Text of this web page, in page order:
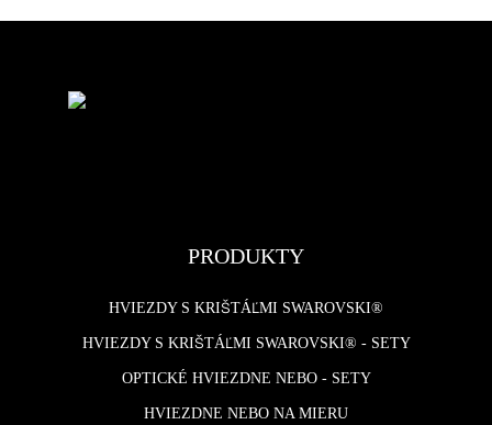
PRODUKTY
HVIEZDY S KRIŠTÁĽMI SWAROVSKI®
HVIEZDY S KRIŠTÁĽMI SWAROVSKI® - SETY
OPTICKÉ HVIEZDNE NEBO - SETY
HVIEZDNE NEBO NA MIERU